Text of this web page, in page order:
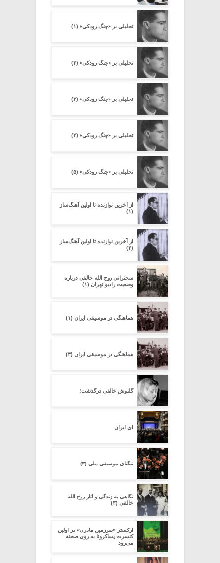
تحلیلی بر «چنگ رودکی» (۱)
تحلیلی بر «چنگ رودکی» (۲)
تحلیلی بر «چنگ رودکی» (۳)
تحلیلی بر «چنگ رودکی» (۴)
تحلیلی بر «چنگ رودکی» (۵)
از آخرین نوازنده تا اولین آهنگ‌ساز
(۱)
از آخرین نوازنده تا اولین آهنگ‌ساز
(۲)
سخنرانی روح الله خالقی درباره
وضعیت رادیو تهران (۱)
هماهنگی در موسیقی ایران (۱)
هماهنگی در موسیقی ایران (۳)
گلنوش خالقی درگذشت!
ای ایران
تنگنای موسیقی ملی (۳)
نگاهی به زندگی و آثار روح الله
خالقی (۳)
ارکستر «سرزمین مادری» در اولین
کنسرت پساکرونا به روی صحنه
می‌رود